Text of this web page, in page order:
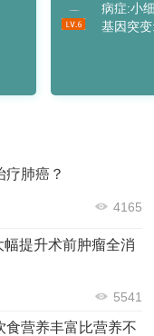
病症:小
基因突
肺癌？
4165
提升术前肿瘤全消
5541
食营养丰富比营养不